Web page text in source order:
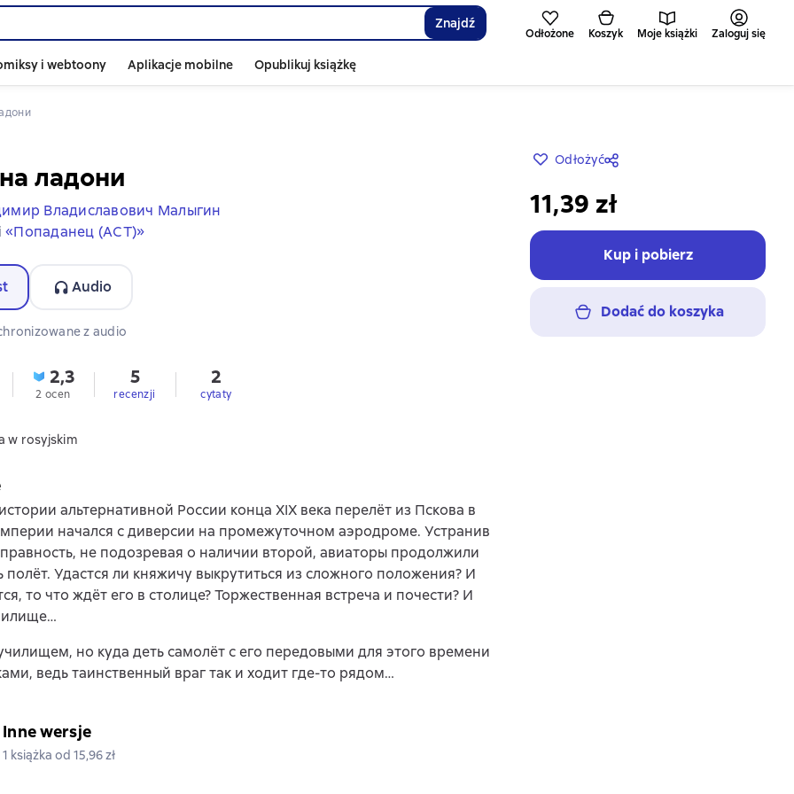
Znajdź
Odłożone Koszyk Moje książki Zaloguj się
i webtoony Aplikacje mobilne Opublikuj książkę
ладони
Владиславович Малыгин
«Попаданец (АСТ)»
Audio
dostępny z audio
2,3
2 ocen
5
recenzji
2
cytaty
w rosyjskim
Odłożyć
11,39 zł
Kup i pobierz
Dodać do koszyka
альтернативной России конца XIX века перелёт из Пскова в
начался с диверсии на промежуточном аэродроме. Устранив
не подозревая о наличии второй, авиаторы продолжили
полёт. Удастся ли княжичу выкрутиться из сложного положения? И
то что ждёт его в столице? Торжественная встреча и почести? И
но куда деть самолёт с его передовыми для этого времени
ведь таинственный враг так и ходит где-то рядом…
Inne wersje
1 książka od 15,96 zł